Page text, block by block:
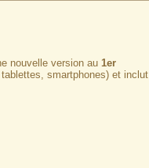
nouvelle version au 1er
smartphones) et inclut